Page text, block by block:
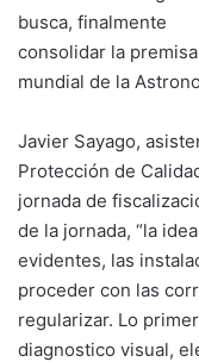
busca, finalmente
consolidar la
mundial de la
Javier Sayago,
Protección de
jornada de
de la jornada, “la
evidentes, las
proceder con las
regularizar. Lo
diagnostico visual,